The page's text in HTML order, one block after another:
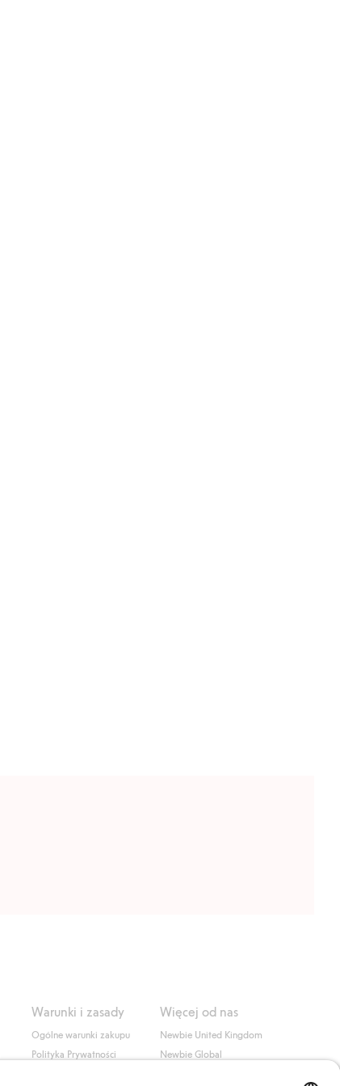
Warunki i zasady
Ogólne warunki zakupu
Polityka Prywatności
Więcej od nas
Newbie United Kingdom
Newbie Global